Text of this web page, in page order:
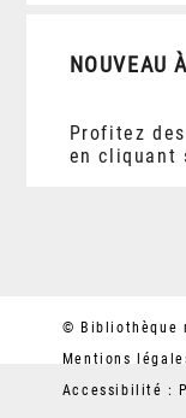
NOUVEAU
Profitez
en cliquant
© Bibliothèque
Mentions
Accessibilité :